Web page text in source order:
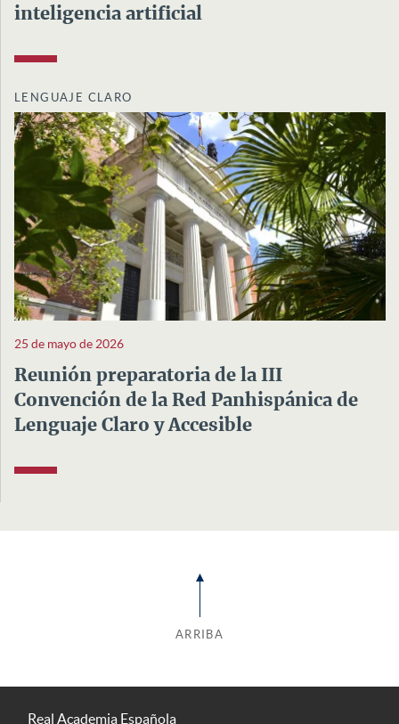
inteligencia artificial
LENGUAJE CLARO
25 de mayo de 2026
Reunión preparatoria de la III
Convención de la Red Panhispánica de
Lenguaje Claro y Accesible
ARRIBA
Real Academia Española